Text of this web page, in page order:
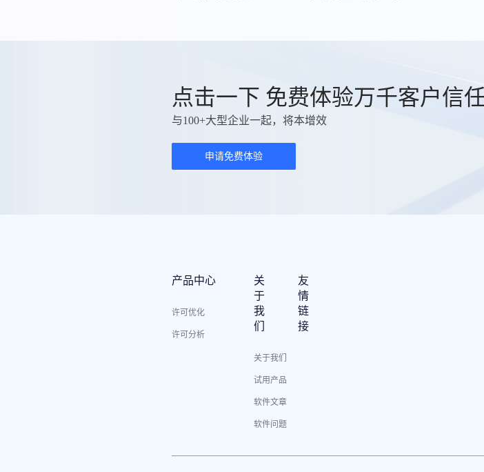
点击一下 免费体验万千客户信
与100+大型企业一起，将本增效
申请免费体验
产品中心
许可优化
许可分析
关
于
我
们
关于我们
试用产品
软件文章
软件问题
友
情
链
接